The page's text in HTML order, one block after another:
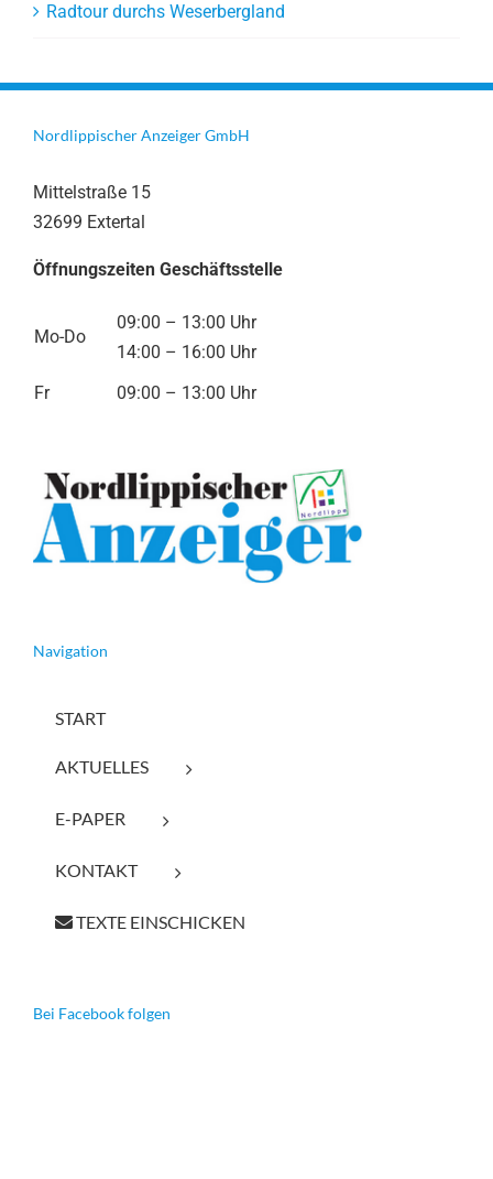
Radtour durchs Weserbergland
Nordlippischer Anzeiger GmbH
Mittelstraße 15
32699 Extertal
Öffnungszeiten Geschäftsstelle
Mo-Do
09:00 – 13:00 Uhr
14:00 – 16:00 Uhr
Fr
09:00 – 13:00 Uhr
Navigation
START
AKTUELLES
E-PAPER
KONTAKT
TEXTE EINSCHICKEN
Bei Facebook folgen